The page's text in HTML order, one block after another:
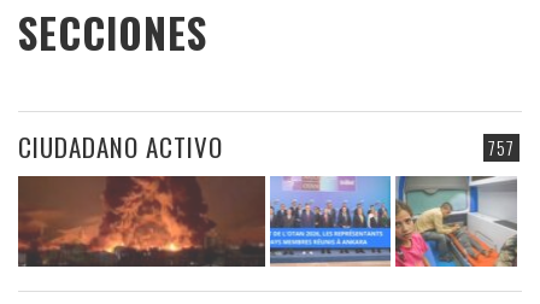
SECCIONES
757
CIUDADANO ACTIVO